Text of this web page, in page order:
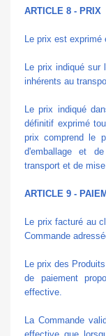
ARTICLE 8 - PRIX
Le prix est exprimé
Le prix indiqué sur
inhérents au
Le prix indiqué
définitif exprimé
prix comprend le
d'emballage et
transport et de
ARTICLE 9 -
Le prix facturé au
Commande
Le prix des
de paiement
effective.
La Commande